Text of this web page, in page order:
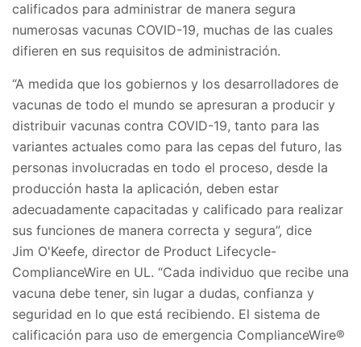
calificados para administrar de manera segura
numerosas vacunas COVID-19, muchas de las cuales
difieren en sus requisitos de administración.
“A medida que los gobiernos y los desarrolladores de
vacunas de todo el mundo se apresuran a producir y
distribuir vacunas contra COVID-19, tanto para las
variantes actuales como para las cepas del futuro, las
personas involucradas en todo el proceso, desde la
producción hasta la aplicación, deben estar
adecuadamente capacitadas y calificado para realizar
sus funciones de manera correcta y segura”, dice
Jim O'Keefe, director de Product Lifecycle-
ComplianceWire en UL. “Cada individuo que recibe una
vacuna debe tener, sin lugar a dudas, confianza y
seguridad en lo que está recibiendo. El sistema de
calificación para uso de emergencia ComplianceWire®